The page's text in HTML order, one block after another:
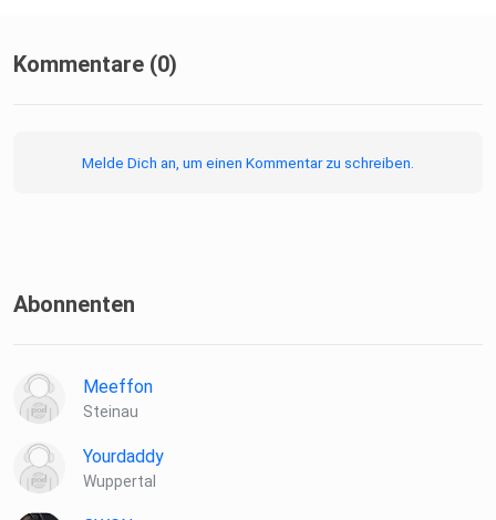
Kommentare (0)
Melde Dich an, um einen Kommentar zu schreiben.
Abonnenten
Meeffon
Steinau
Yourdaddy
Wuppertal